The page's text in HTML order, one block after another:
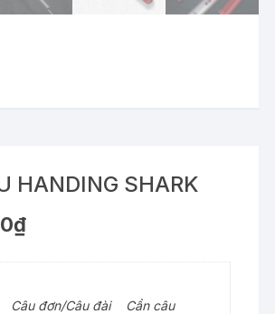
HANDING SHARK
₫
Câu đơn/Câu đài
Cần câu